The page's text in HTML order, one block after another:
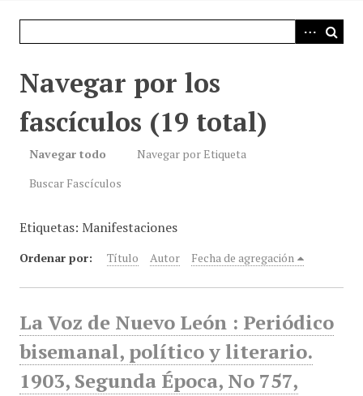
Navegar por los
fascículos (19 total)
Navegar todo
Navegar por Etiqueta
Buscar Fascículos
Etiquetas: Manifestaciones
Ordenar por: Título Autor Fecha de agregación
La Voz de Nuevo León : Periódico
bisemanal, político y literario.
1903, Segunda Época, No 757,